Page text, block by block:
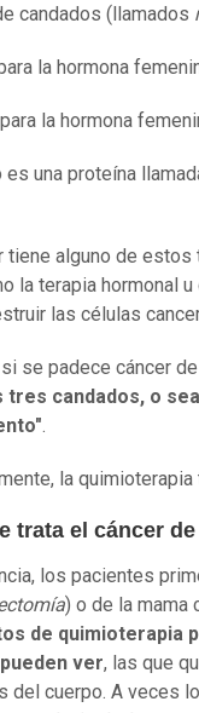
candados (llamados
la hormona
la hormona
es una proteína
tiene alguno de
la terapia hormonal
las células
si se padece cáncer
tres candados, o
.
la
trata el cáncer
los pacientes
) o de la mama
de quimioterapia
ver, las que
del cuerpo. A veces